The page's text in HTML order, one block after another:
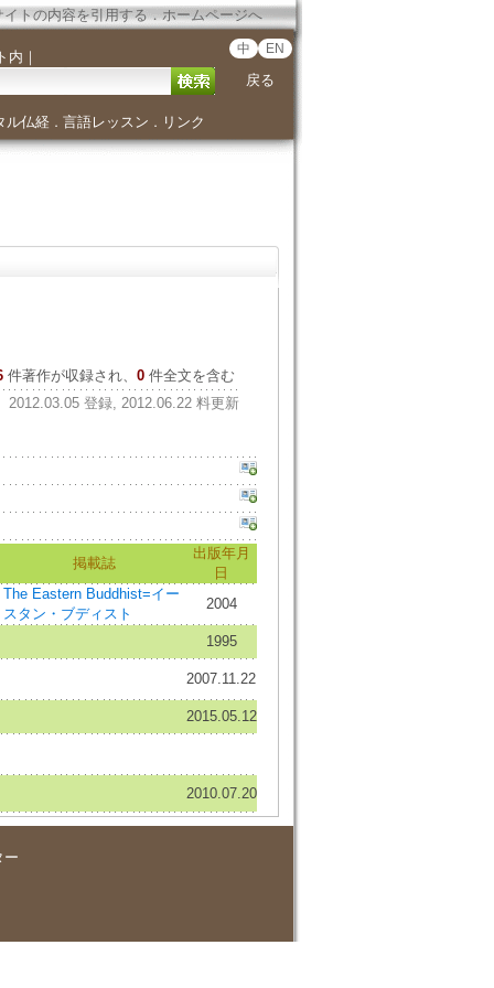
イトの内容を引用する．ホームページへ
内 ｜ 中 EN
戻る
ル仏経． 言語レッスン ． リンク
件著作が収録され、 0件全文を含む
2012.03.05 登録, 2012.06.22 料更新
掲載誌
出版年月
日
The Eastern Buddhist=イー
スタン・ブディスト
2004
1995
2007.11.22
2015.05.12
2010.07.20
ー